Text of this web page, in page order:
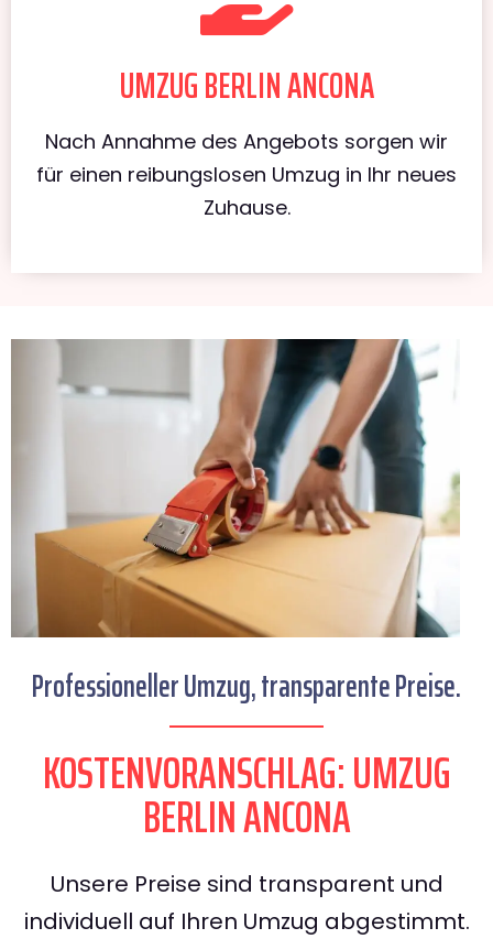
UMZUG BERLIN ANCONA
Nach Annahme des Angebots sorgen wir
für einen reibungslosen Umzug in Ihr neues
Zuhause.
Professioneller Umzug, transparente Preise.
KOSTENVORANSCHLAG: UMZUG
BERLIN ANCONA
Unsere Preise sind transparent und
individuell auf Ihren Umzug abgestimmt.